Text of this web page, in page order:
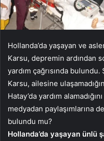
Hollanda’da yaşayan ve
Karsu, depremin ardından
yardım çağrısında
Karsu, ailesine
Hatay’da yardım
medyadan paylaşımlarına
bulundu mu?
Hollanda’da yaşayan ünlü